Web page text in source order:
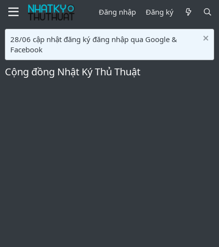
Đăng nhập Đăng ký
28/06 cập nhật đăng ký đăng nhập qua Google &
Facebook
Cộng đồng Nhật Ký Thủ Thuật